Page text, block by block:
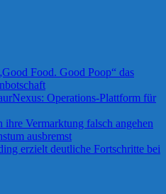
Food. Good Poop“ das
Operations-Plattform für
Vermarktung falsch angehen
ausbremst
erzielt deutliche Fortschritte bei